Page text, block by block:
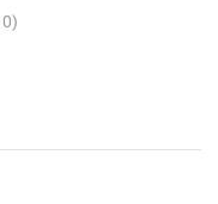
0)